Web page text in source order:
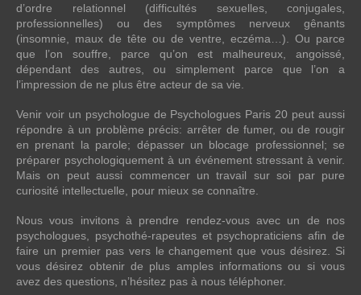
d’ordre relationnel (difficultés sexuelles, conjugales,
professionnelles) ou des symptômes nerveux gênants
(insomnie, maux de tête ou de ventre, eczéma…). Ou parce
que l’on souffre, parce qu’on est malheureux, angoissé,
dépendant des autres, ou simplement parce que l’on a
l’impression de ne plus être acteur de sa vie.
Venir voir un psychologue de Psychologues Paris 20 peut aussi
répondre à un problème précis: arrêter de fumer, ou de rougir
en prenant la parole; dépasser un blocage professionnel; se
préparer psychologiquement à un événement stressant à venir.
Mais on peut aussi commencer un travail sur soi par pure
curiosité intellectuelle, pour mieux se connaître.
Nous vous invitons à prendre rendez-vous avec un de nos
psychologues, psychothé-rapeutes et psychopraticiens afin de
faire un premier pas vers le changement que vous désirez. Si
vous désirez obtenir de plus amples informations ou si vous
avez des questions, n’hésitez pas à nous téléphoner.